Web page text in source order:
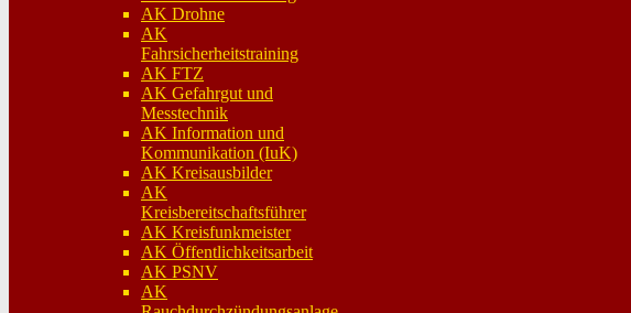
AK Drohne
AK
Fahrsicherheitstraining
AK FTZ
AK Gefahrgut und
Messtechnik
AK Information und
Kommunikation (IuK)
AK Kreisausbilder
AK
Kreisbereitschaftsführer
AK Kreisfunkmeister
AK Öffentlichkeitsarbeit
AK PSNV
AK